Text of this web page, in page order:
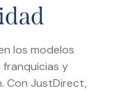
los modelos
franquicias y
Con JustDirect,